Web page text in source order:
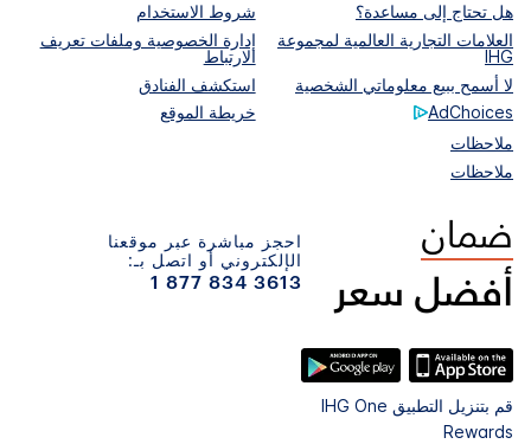
هل تحتاج إلى مساعدة؟
شروط الاستخدام
العلامات التجارية العالمية لمجموعة
IHG
إدارة الخصوصية وملفات تعريف
الارتباط
لا أسمح ببيع معلوماتي الشخصية
استكشف الفنادق
AdChoices
خريطة الموقع
ملاحظات
ملاحظات
احجز مباشرة عبر موقعنا
الإلكتروني أو اتصل بـ:
1 877 834 3613
قم بتنزيل التطبيق IHG One
Rewards